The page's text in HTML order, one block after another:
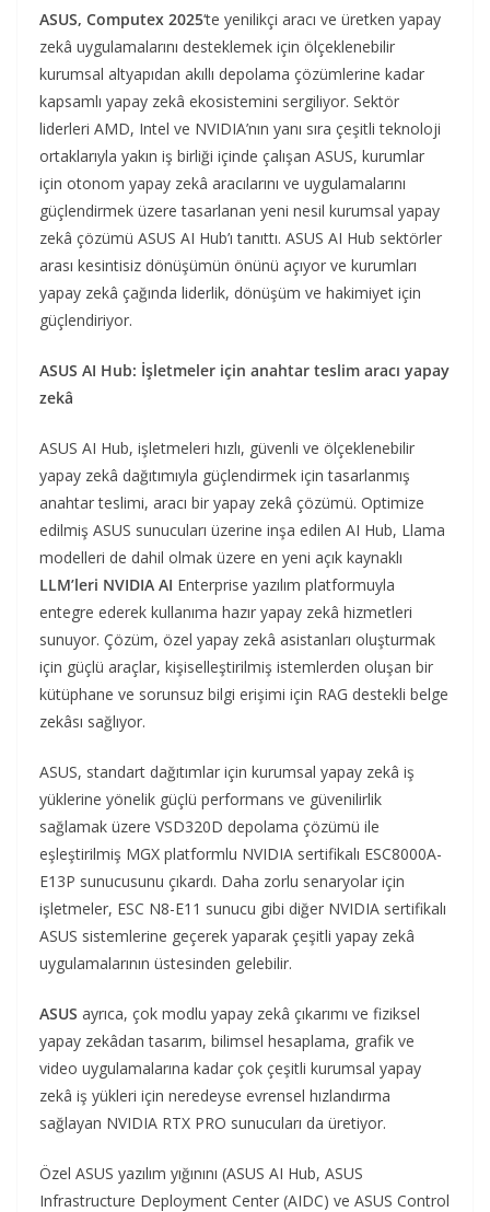
ASUS, Computex 2025‘te yenilikçi aracı ve üretken yapay
zekâ uygulamalarını desteklemek için ölçeklenebilir
kurumsal altyapıdan akıllı depolama çözümlerine kadar
kapsamlı yapay zekâ ekosistemini sergiliyor. Sektör
liderleri AMD, Intel ve NVIDIA’nın yanı sıra çeşitli teknoloji
ortaklarıyla yakın iş birliği içinde çalışan ASUS, kurumlar
için otonom yapay zekâ aracılarını ve uygulamalarını
güçlendirmek üzere tasarlanan yeni nesil kurumsal yapay
zekâ çözümü ASUS AI Hub’ı tanıttı. ASUS AI Hub sektörler
arası kesintisiz dönüşümün önünü açıyor ve kurumları
yapay zekâ çağında liderlik, dönüşüm ve hakimiyet için
güçlendiriyor.
ASUS AI Hub: İşletmeler için anahtar teslim aracı yapay
zekâ
ASUS AI Hub, işletmeleri hızlı, güvenli ve ölçeklenebilir
yapay zekâ dağıtımıyla güçlendirmek için tasarlanmış
anahtar teslimi, aracı bir yapay zekâ çözümü. Optimize
edilmiş ASUS sunucuları üzerine inşa edilen AI Hub, Llama
modelleri de dahil olmak üzere en yeni açık kaynaklı
LLM’leri NVIDIA AI Enterprise yazılım platformuyla
entegre ederek kullanıma hazır yapay zekâ hizmetleri
sunuyor. Çözüm, özel yapay zekâ asistanları oluşturmak
için güçlü araçlar, kişiselleştirilmiş istemlerden oluşan bir
kütüphane ve sorunsuz bilgi erişimi için RAG destekli belge
zekâsı sağlıyor.
ASUS, standart dağıtımlar için kurumsal yapay zekâ iş
yüklerine yönelik güçlü performans ve güvenilirlik
sağlamak üzere VSD320D depolama çözümü ile
eşleştirilmiş MGX platformlu NVIDIA sertifikalı ESC8000A-
E13P sunucusunu çıkardı. Daha zorlu senaryolar için
işletmeler, ESC N8-E11 sunucu gibi diğer NVIDIA sertifikalı
ASUS sistemlerine geçerek yaparak çeşitli yapay zekâ
uygulamalarının üstesinden gelebilir.
ASUS ayrıca, çok modlu yapay zekâ çıkarımı ve fiziksel
yapay zekâdan tasarım, bilimsel hesaplama, grafik ve
video uygulamalarına kadar çok çeşitli kurumsal yapay
zekâ iş yükleri için neredeyse evrensel hızlandırma
sağlayan NVIDIA RTX PRO sunucuları da üretiyor.
Özel ASUS yazılım yığınını (ASUS AI Hub, ASUS
Infrastructure Deployment Center (AIDC) ve ASUS Control